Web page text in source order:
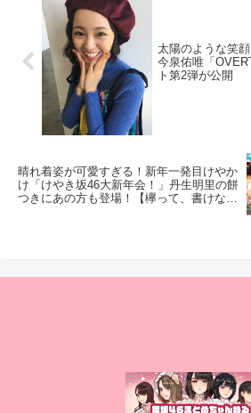
太陽のような笑
今泉佑唯「
ト第2弾が公開
晴れ着姿が可愛すぎる！新年一発目けやか
け「けやき坂46大新年会！」丹生明里の餅
つきにあの方も登場！【欅って、書けな